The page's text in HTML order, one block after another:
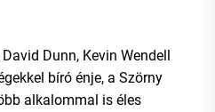
Dunn, Kevin Wendell
bíró énje, a Szörny
alkalommal is éles